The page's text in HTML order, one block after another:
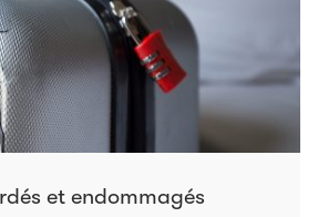
et endommagés